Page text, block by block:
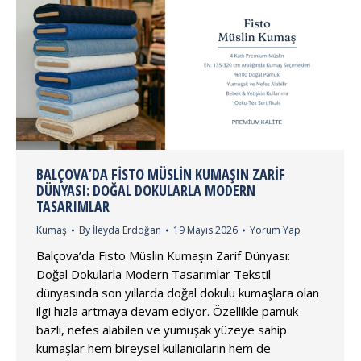
BALÇOVA’DA FISTO MÜSLIN KUMAŞIN ZARIF
DÜNYASI: DOĞAL DOKULARLA MODERN
TASARIMLAR
Kumaş By İleyda Erdoğan 19 Mayıs 2026 Yorum Yap
Balçova’da Fisto Müslin Kumaşın Zarif Dünyası:
Doğal Dokularla Modern Tasarımlar Tekstil
dünyasında son yıllarda doğal dokulu kumaşlara olan
ilgi hızla artmaya devam ediyor. Özellikle pamuk
bazlı, nefes alabilen ve yumuşak yüzeye sahip
kumaşlar hem bireysel kullanıcıların hem de